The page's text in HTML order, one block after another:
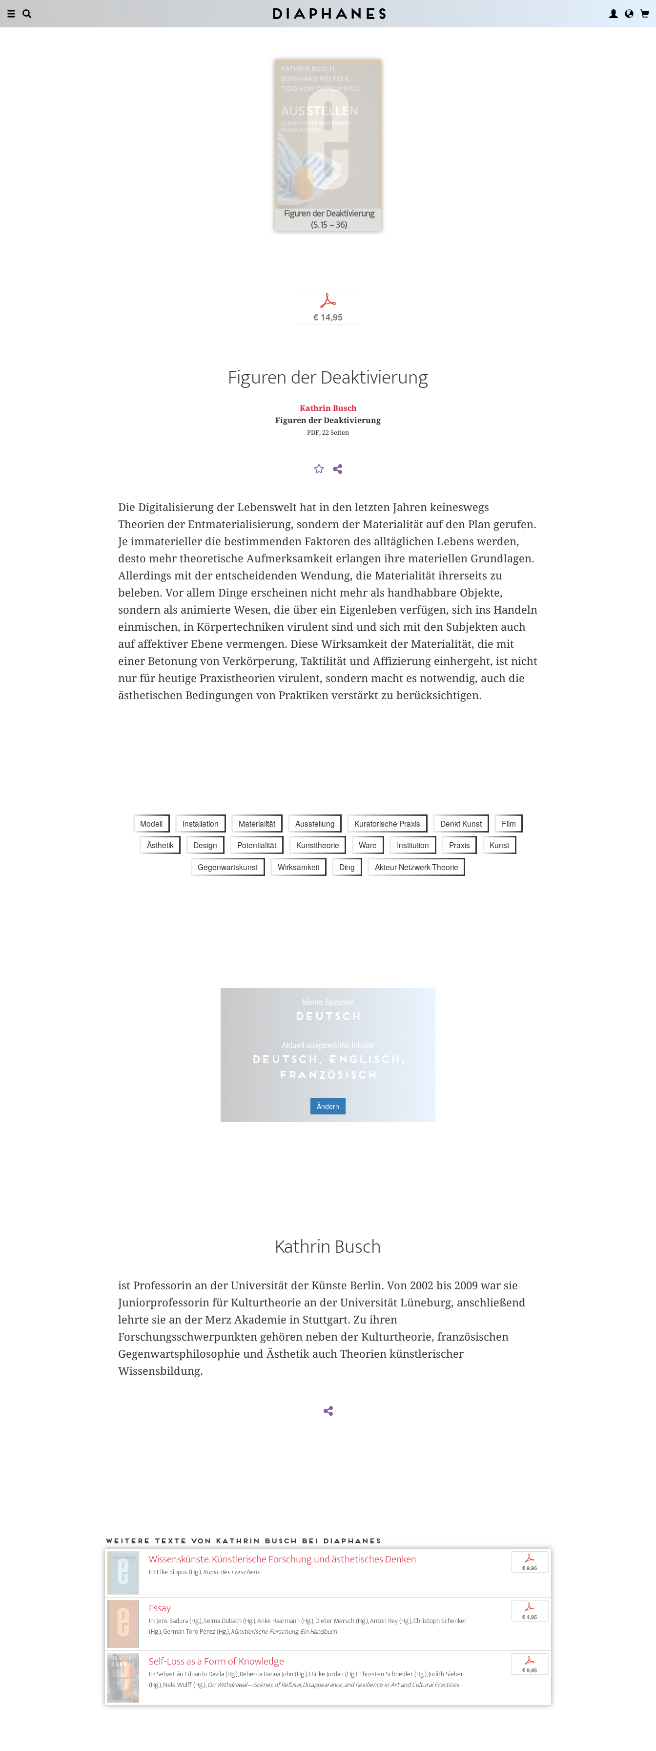
Diaphanes
Figuren der Deaktivierung
(S. 15 – 36)
p
€ 14,95
Figuren der Deaktivierung
Kathrin Busch
Figuren der Deaktivierung
PDF, 22 Seiten
Die Digitalisierung der Lebenswelt hat in den letzten Jahren keineswegs
Theorien der Entmaterialisierung, sondern der Materialität auf den Plan gerufen.
Je immaterieller die bestimmenden Faktoren des alltäglichen Lebens werden,
desto mehr theoretische Aufmerksamkeit erlangen ihre materiellen Grundlagen.
Allerdings mit der entscheidenden Wendung, die Materialität ihrerseits zu
beleben. Vor allem Dinge erscheinen nicht mehr als handhabbare Objekte,
sondern als animierte Wesen, die über ein Eigenleben verfügen, sich ins Handeln
einmischen, in Körpertechniken virulent sind und sich mit den Subjekten auch
auf affektiver Ebene vermengen. Diese Wirksamkeit der Materialität, die mit
einer Betonung von Verkörperung, Taktilität und Affizierung einhergeht, ist nicht
nur für heutige Praxistheorien virulent, sondern macht es notwendig, auch die
ästhetischen Bedingungen von Praktiken verstärkt zu berücksichtigen.
Modell Installation Materialität Ausstellung Kuratorische Praxis Denkt Kunst Film
Ästhetik Design Potentialität Kunsttheorie Ware Institution Praxis Kunst
Gegenwartskunst Wirksamkeit Ding Akteur-Netzwerk-Theorie
Meine Sprache
Deutsch
Aktuell ausgewählte Inhalte
Deutsch, Englisch,
Französisch
Ändern
Kathrin Busch
ist Professorin an der Universität der Künste Berlin. Von 2002 bis 2009 war sie
Juniorprofessorin für Kulturtheorie an der Universität Lüneburg, anschließend
lehrte sie an der Merz Akademie in Stuttgart. Zu ihren
Forschungsschwerpunkten gehören neben der Kulturtheorie, französischen
Gegenwartsphilosophie und Ästhetik auch Theorien künstlerischer
Wissensbildung.
Weitere Texte von Kathrin Busch bei DIAPHANES
Wissenskünste. Künstlerische Forschung und ästhetisches Denken
In: Elke Bippus (Hg.),Kunst des Forschens
p
€ 9,95
Essay
In: Jens Badura (Hg.), Selma Dubach (Hg.), Anke Haarmann (Hg.), Dieter Mersch (Hg.), Anton Rey (Hg.), Christoph Schenker
(Hg.), Germán Toro Pérez (Hg.),Künstlerische Forschung. Ein Handbuch
p
€ 4,95
Self-Loss as a Form of Knowledge
In: Sebastián Eduardo Dávila (Hg.), Rebecca Hanna John (Hg.), Ulrike Jordan (Hg.), Thorsten Schneider (Hg.), Judith Sieber
(Hg.), Nele Wulff (Hg.),On Withdrawal—Scenes of Refusal, Disappearance, and Resilience in Art and Cultural Practices
p
€ 9,95